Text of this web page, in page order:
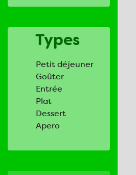
Types
Petit déjeuner
Goûter
Entrée
Plat
Dessert
Apero